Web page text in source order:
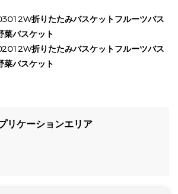
折りたたみバスケットフルーツバス
菜バスケット
折りたたみバスケットフルーツバス
菜バスケット
リケーションエリア